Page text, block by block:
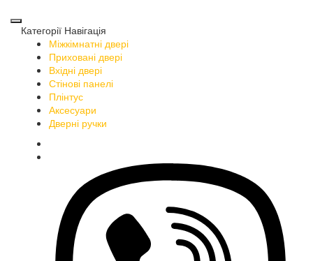
Категорії Навігація
Міжкімнатні двері
Приховані двері
Вхідні двері
Стінові панелі
Плінтус
Аксесуари
Дверні ручки